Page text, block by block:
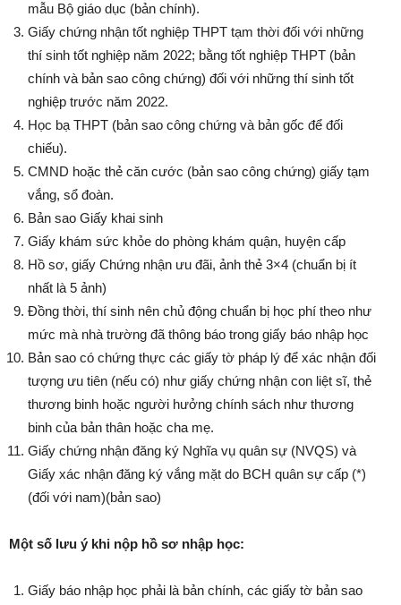
mẫu Bộ giáo dục (bản chính).
Giấy chứng nhận tốt nghiệp THPT tạm thời đối với những
thí sinh tốt nghiệp năm 2022; bằng tốt nghiệp THPT (bản
chính và bản sao công chứng) đối với những thí sinh tốt
nghiệp trước năm 2022.
Học bạ THPT (bản sao công chứng và bản gốc để đối
chiếu).
CMND hoặc thẻ căn cước (bản sao công chứng) giấy tạm
vắng, sổ đoàn.
Bản sao Giấy khai sinh
Giấy khám sức khỏe do phòng khám quận, huyện cấp
Hồ sơ, giấy Chứng nhận ưu đãi, ảnh thẻ 3×4 (chuẩn bị ít
nhất là 5 ảnh)
Đồng thời, thí sinh nên chủ động chuẩn bị học phí theo như
mức mà nhà trường đã thông báo trong giấy báo nhập học
Bản sao có chứng thực các giấy tờ pháp lý để xác nhận đối
tượng ưu tiên (nếu có) như giấy chứng nhận con liệt sĩ, thẻ
thương binh hoặc người hưởng chính sách như thương
binh của bản thân hoặc cha mẹ.
Giấy chứng nhận đăng ký Nghĩa vụ quân sự (NVQS) và
Giấy xác nhận đăng ký vắng mặt do BCH quân sự cấp (*)
(đối với nam)(bản sao)
Một số lưu ý khi nộp hồ sơ nhập học:
Giấy báo nhập học phải là bản chính, các giấy tờ bản sao